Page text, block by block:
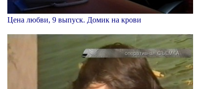
Цена любви, 9 выпуск. Домик на крови